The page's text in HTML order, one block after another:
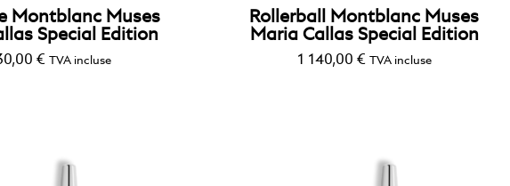
Montblanc Muses
Special Edition
€ TVA incluse
Rollerball Montblanc Muses
Maria Callas Special Edition
1 140,00 € TVA incluse